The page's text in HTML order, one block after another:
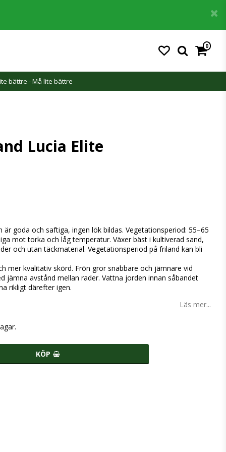
0
bättre - Må lite bättre
Lucia Elite
goda och saftiga, ingen lök bildas. Vegetationsperiod: 55–65
mot torka och låg temperatur. Växer bäst i kultiverad sand,
och utan täckmaterial. Vegetationsperiod på friland kan bli
mer kvalitativ skörd. Frön gror snabbare och jämnare vid
jämna avstånd mellan rader. Vattna jorden innan såbandet
rikligt därefter igen.
Läs mer...
KÖP